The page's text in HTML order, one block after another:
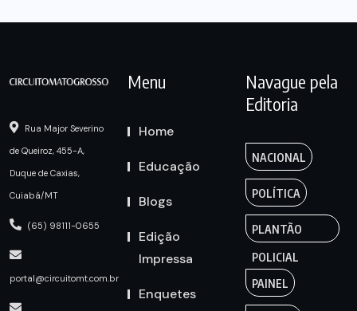
Rua Major Severino
de Queiroz, 455-A,
Duque de Caxias,
Cuiabá/MT
(65) 98111-0655
portal@circuitomt.com.br
Menu
Home
Educação
Blogs
Edição
Impressa
Enquetes
Navague pela
Editoria
NACIONAL
POLÍTICA
PLANTÃO
POLICIAL
PAINEL